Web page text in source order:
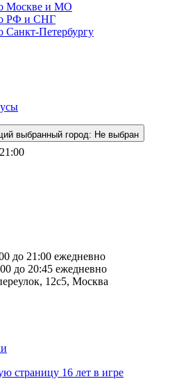
Москве и МО
РФ и СНГ
Санкт-Петербургу
выбранный город: Не выбран
до 21:00 ежедневно
до 20:45 ежедневно
12с5, Москва
страницу 16 лет в игре